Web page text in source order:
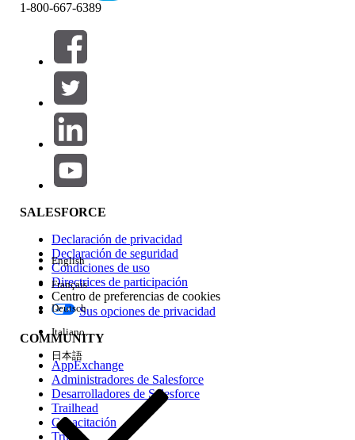
Filtros (0)
SELECCIONAR FILTROS
Área de productos
Repercusión de función
Edición
Experiencia
1-800-667-6389
SALESFORCE
Declaración de privacidad
Declaración de seguridad
Condiciones de uso
Directrices de participación
Centro de preferencias de cookies
Sus opciones de privacidad
COMMUNITY
AppExchange
Administradores de Salesforce
Desarrolladores de Salesforce
Trailhead
Capacitación
Trust
English
Français
Deutsch
Italiano
日本語